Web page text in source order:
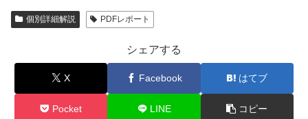
個別詳細解説 PDFレポート
シェアする
X Facebook はてブ
Pocket LINE コピー